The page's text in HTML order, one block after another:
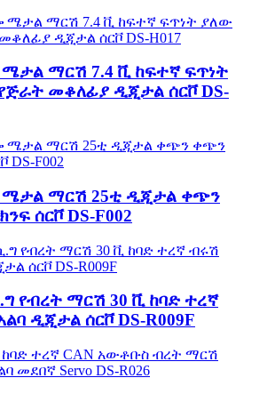
ማርሽ 7.4 ቪ ከፍተኛ ፍጥነት
መቆለፊያ ዲጂታል ሰርቮ DS-
ማርሽ 25ቲ ዲጂታል ቀጭን
ሰርቮ DS-F002
የብረት ማርሽ 30 ቪ ከባድ ተረኛ
ዲጂታል ሰርቮ DS-R009F